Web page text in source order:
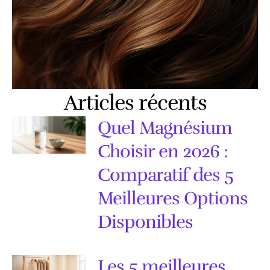
Articles récents
Quel Magnésium
Choisir en 2026 :
Comparatif des 5
Meilleures Options
Disponibles